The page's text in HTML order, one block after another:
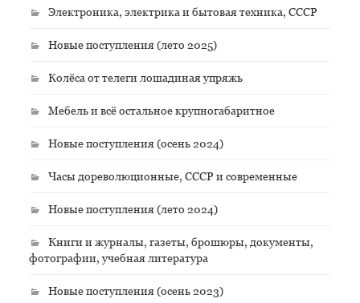
Электроника, электрика и бытовая техника, СССР
Новые поступления (лето 2025)
Колёса от телеги лошадиная упряжь
Мебель и всё остальное крупногабаритное
Новые поступления (осень 2024)
Часы дореволюционные, СССР и современные
Новые поступления (лето 2024)
Книги и журналы, газеты, брошюры, документы,
фотографии, учебная литература
Новые поступления (осень 2023)